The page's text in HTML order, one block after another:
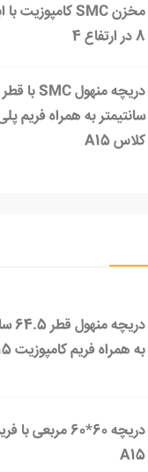
8 در ارتفاع 4
سانتیمتر به همراه فریم
کلاس A15
به همراه فریم کامپوزیت A15
دریچه 60*60 مربعی
A15